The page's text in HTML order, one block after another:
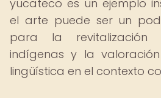
yucateco es un ejemplo
el arte puede ser un
para la revitalización
indígenas y la
lingüística en el contexto